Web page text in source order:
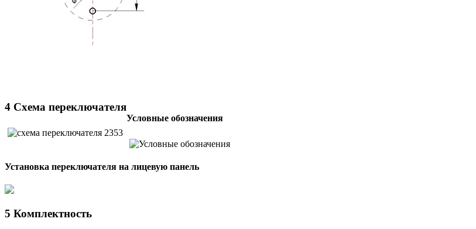
4 Схема переключателя
Условные обозначения
Установка переключателя на лицевую панель
5 Комплектность